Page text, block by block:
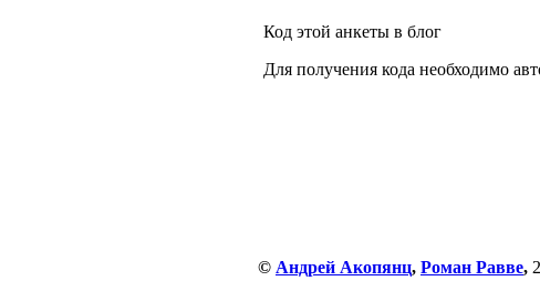
Код этой анкеты в блог
Для получения кода необходимо
© Андрей Акопянц, Роман Равве,